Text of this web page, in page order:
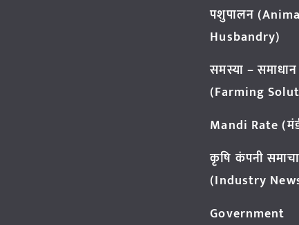
पशुपालन
Husbandry)
समस्या – समाधान
(Farming
Mandi Rate
कृषि कंपनी
(Industry
Government